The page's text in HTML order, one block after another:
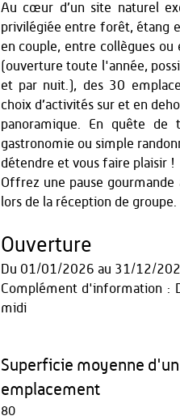
Au cœur d’un site naturel
privilégiée entre forêt, étang
en couple, entre collègues
(ouverture toute l'année,
et par nuit.), des 30
choix d’activités sur et en
panoramique. En quête
gastronomie ou simple
détendre et vous faire plaisir !
Offrez une pause
lors de la réception de groupe.
Ouverture
Du 01/01/2026 au 31/12/
Complément d'information :
midi
Superficie moyenne d'un
emplacement
80